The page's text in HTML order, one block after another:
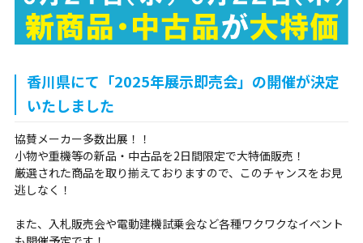
香川県にて「2025年展示即売会」の開催が決定
いたしました
協賛メーカー多数出展！！
小物や重機等の新品・中古品を2日間限定で大特価販売！
厳選された商品を取り揃えておりますので、このチャンスをお見
逃しなく！
また、入札販売会や電動建機試乗会など各種ワクワクなイベント